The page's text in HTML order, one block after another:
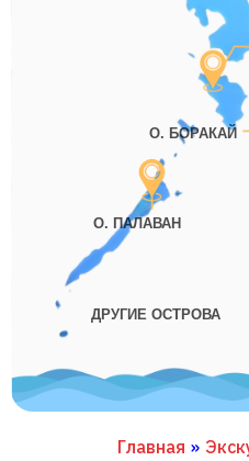
О. БОРАКАЙ
О. ПАЛАВАН
ДРУГИЕ ОСТРОВА
Главная »